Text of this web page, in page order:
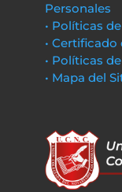
Personales
• Políticas
•
• Políticas
• Mapa del